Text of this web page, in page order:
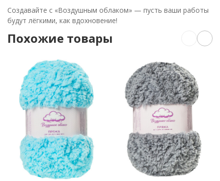
Создавайте с «Воздушным облаком» — пусть ваши работы
будут лёгкими, как вдохновение!
Похожие товары